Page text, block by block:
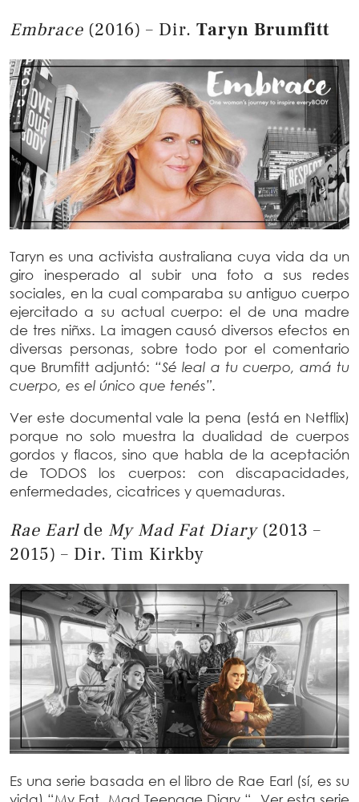
Embrace (2016) – Dir. Taryn Brumfitt
Taryn es una activista australiana cuya vida da un
giro inesperado al subir una foto a sus redes
sociales, en la cual comparaba su antiguo cuerpo
ejercitado a su actual cuerpo: el de una madre
de tres niñxs. La imagen causó diversos efectos en
diversas personas, sobre todo por el comentario
que Brumfitt adjuntó: “Sé leal a tu cuerpo, amá tu
cuerpo, es el único que tenés”.
Ver este documental vale la pena (está en Netflix)
porque no solo muestra la dualidad de cuerpos
gordos y flacos, sino que habla de la aceptación
de TODOS los cuerpos: con discapacidades,
enfermedades, cicatrices y quemaduras.
Rae Earl de My Mad Fat Diary (2013 –
2015) – Dir. Tim Kirkby
Es una serie basada en el libro de Rae Earl (sí, es su